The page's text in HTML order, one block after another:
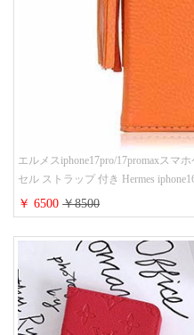
エルメスiphone17pro/17promaxスマ
セル ストラップ 付き Hermes
帯カバー ハイ ブランド アイフォー
￥ 6500￥8500